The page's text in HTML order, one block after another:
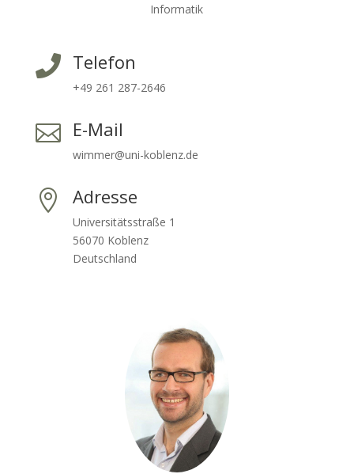
Informatik
 Telefon
+49 261 287-2646
 E-Mail
wimmer@uni-koblenz.de
 Adresse
Universitätsstraße 1
56070 Koblenz
Deutschland